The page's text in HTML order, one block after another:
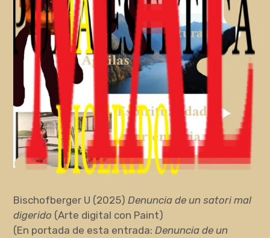
Bischofberger U (2025) Denuncia de un satori mal
digerido (Arte digital con Paint)
(En portada de esta entrada:Denuncia de un